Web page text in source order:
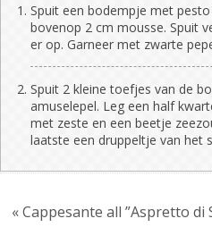
Spuit een bodempje met
bovenop 2 cm mousse. Spuit
er op. Garneer met zwarte
Spuit 2 kleine toefjes van de
amuselepel. Leg een half
met zeste en een beetje
laatste een druppeltje van het
« Cappesante all ”Aspretto di